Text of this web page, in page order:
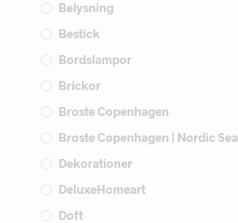
Belysning
Bestick
Bordslampor
Brickor
Broste Copenhagen
Broste Copenhagen | Nordic Sea
Dekorationer
DeluxeHomeart
Doft